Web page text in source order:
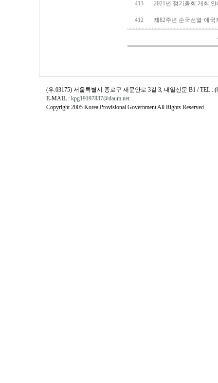
413 2021년 정기총회 개최 안
412 제82주년 순국선열·애
(우:03175) 서울특별시 종로구 새문안로 3길 3, 내일신문 B1 / TEL :
E-MAIL : kpg19197837@daum.net
Copyright 2005 Korea Provisional Government All Rights Reserved